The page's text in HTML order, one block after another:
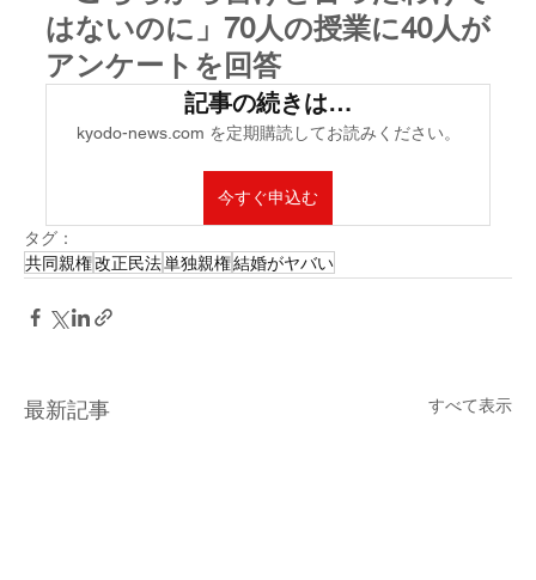
はないのに」70人の授業に40人が
アンケートを回答
記事の続きは…
kyodo-news.com を定期購読してお読みください。
今すぐ申込む
タグ：
共同親権改正民法単独親権結婚がヤバい
最新記事 すべて表示